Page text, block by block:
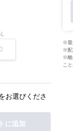
お選びくださ
に追加
※最
※配
※離
こ